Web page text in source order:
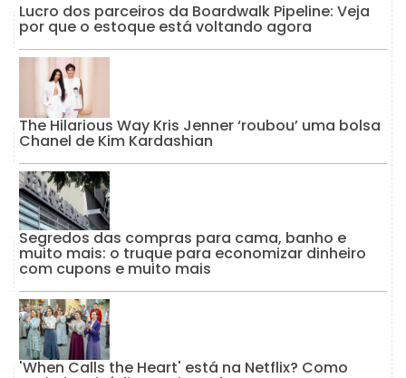
Lucro dos parceiros da Boardwalk Pipeline: Veja
por que o estoque está voltando agora
The Hilarious Way Kris Jenner ‘roubou’ uma bolsa
Chanel de Kim Kardashian
Segredos das compras para cama, banho e
muito mais: o truque para economizar dinheiro
com cupons e muito mais
'When Calls the Heart' está na Netflix? Como